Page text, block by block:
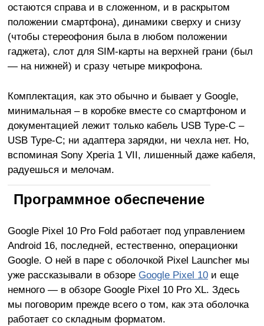
остаются справа и в сложенном, и в раскрытом
положении смартфона), динамики сверху и снизу
(чтобы стереофония была в любом положении
гаджета), слот для SIM-карты на верхней грани (был
— на нижней) и сразу четыре микрофона.
Комплектация, как это обычно и бывает у Google,
минимальная – в коробке вместе со смартфоном и
документацией лежит только кабель USB Type-C –
USB Type-C; ни адаптера зарядки, ни чехла нет. Но,
вспоминая Sony Xperia 1 VII, лишенный даже кабеля,
радуешься и мелочам.
Программное обеспечение
Google Pixel 10 Pro Fold работает под управлением
Android 16, последней, естественно, операционки
Google. О ней в паре с оболочкой Pixel Launcher мы
уже рассказывали в обзоре Google Pixel 10и еще
немного — в обзоре Google Pixel 10 Pro XL. Здесь
мы поговорим прежде всего о том, как эта оболочка
работает со складным форматом.